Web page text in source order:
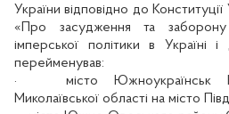
України відповідно до
«Про засудження та заборону
імперської політики в Україні і
перейменував:
·
місто
Южноукраїнськ
Миколаївської області на місто